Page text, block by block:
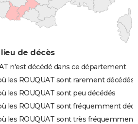
lieu de décès
n'est décédé dans ce département
les ROUQUAT sont rarement décédés
les ROUQUAT sont peu décédés
les ROUQUAT sont fréquemment
les ROUQUAT sont très fréquemment